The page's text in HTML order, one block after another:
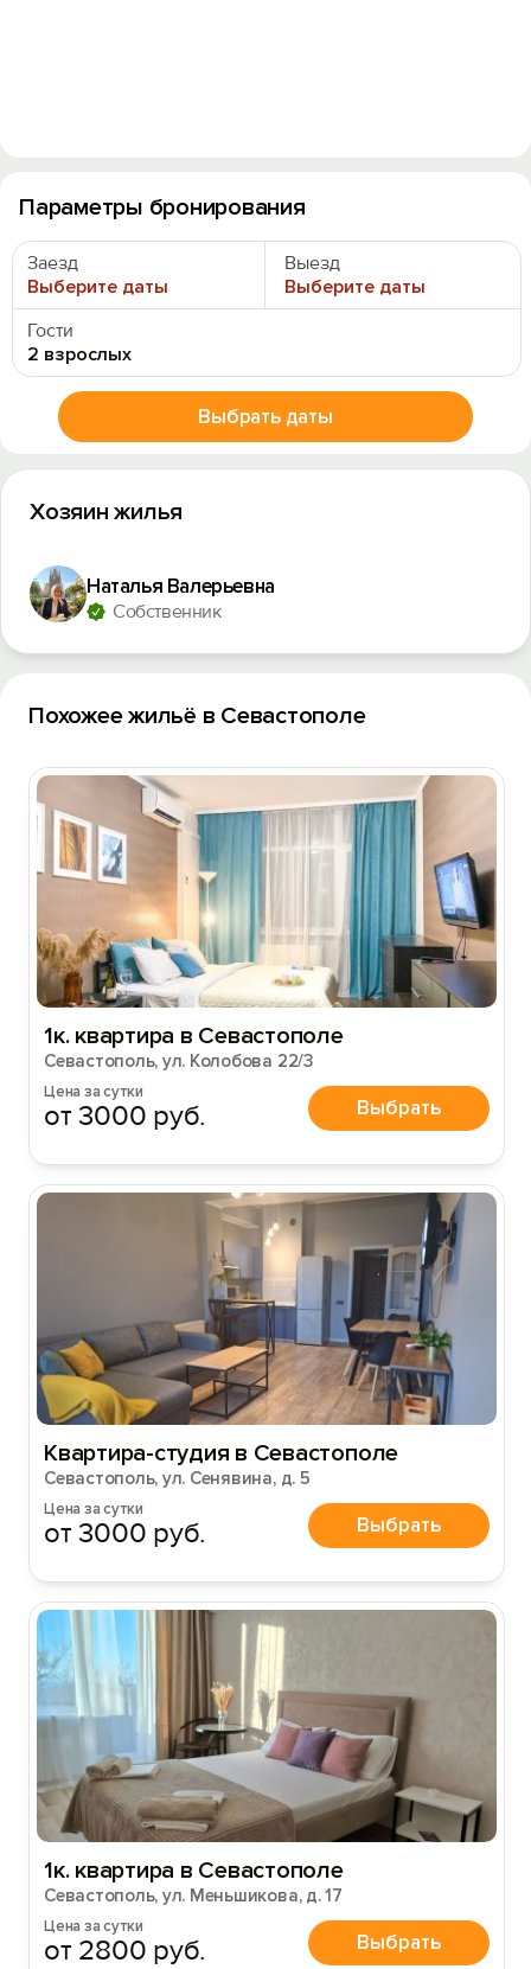
Параметры бронирования
Заезд
Выберите даты
Выезд
Выберите даты
Гости
2 взрослых
Выбрать даты
Хозяин жилья
Наталья Валерьевна
Собственник
Похожее жильё в Севастополе
1к. квартира в Севастополе
Севастополь, ул. Колобова 22/3
Цена за сутки
от 3000 руб. Выбрать
Квартира-студия в Севастополе
Севастополь, ул. Сенявина, д. 5
Цена за сутки
от 3000 руб. Выбрать
1к. квартира в Севастополе
Севастополь, ул. Меньшикова, д. 17
Цена за сутки
от 2800 руб. Выбрать
Вход на сайт
Войти илиЗарегистрироваться